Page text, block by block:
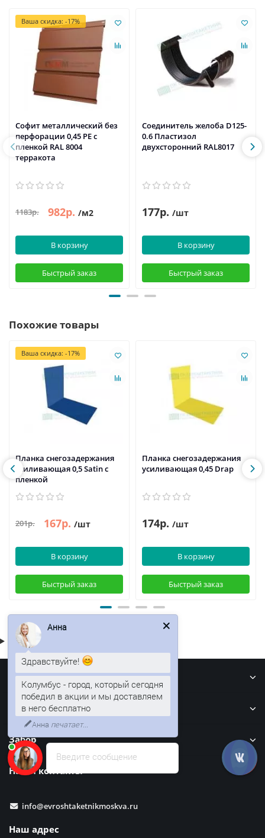
Ваша скидка: -17%
Софит металлический без
перфорации 0,45 PE с
пленкой RAL 8004
терракота
1183р. 982р. /м2
В корзину
Быстрый заказ
Соединитель желоба D125-
0.6 Пластизол
двухсторонний RAL8017
177р. /шт
В корзину
Быстрый заказ
Похожие товары
Ваша скидка: -17%
Планка снегозадержания
усиливающая 0,5 Satin с
пленкой
201р. 167р. /шт
В корзину
Быстрый заказ
Планка снегозадержания
усиливающая 0,45 Drap
174р. /шт
В корзину
Быстрый заказ
Информация
Кровля
Забор
Наши контакты
info@evroshtaketnikmoskva.ru
Наш адрес
Введите сообщение
Анна
Здравствуйте!
Колумбус - город, который сегодня
победил в акции и мы доставляем
в него бесплатно
Анна печатает...